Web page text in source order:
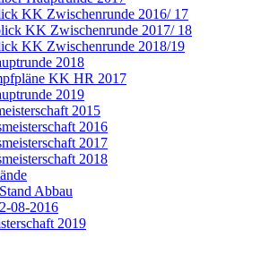
KK Zwischenrunde 2016/ 17
KK Zwischenrunde 2017/ 18
KK Zwischenrunde 2018/19
2018
KK HR 2017
2019
2015
2016
2017
2018
Abbau
08-2016
2019